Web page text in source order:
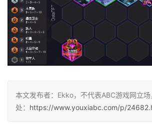
本文发布者：Ekko，不代表ABC游戏网立
处： https://www.youxiabc.com/p/